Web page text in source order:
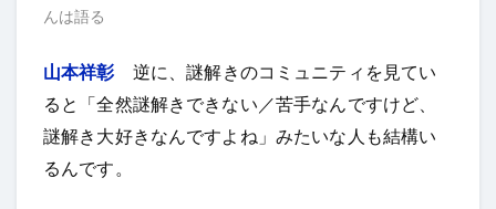
んは語る
山本祥彰逆に、謎解きのコミュニティを見てい
ると「全然謎解きできない／苦手なんですけど、
謎解き大好きなんですよね」みたいな人も結構い
るんです。